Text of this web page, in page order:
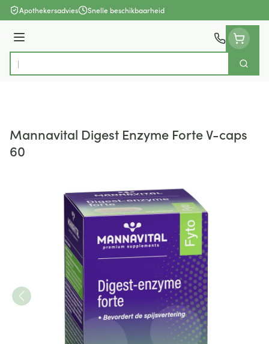
Ga naar de inhoud
Apothekersadvies Snelle beschikbaarheid
Menu
Product, merk, categorie...
Zoek
Mannavital Digest Enzyme Forte V-caps
60